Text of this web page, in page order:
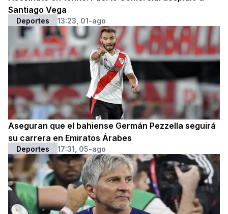
Santiago Vega
Deportes 13:23, 01-ago
Aseguran que el bahiense Germán Pezzella seguirá
su carrera en Emiratos Árabes
Deportes 17:31, 05-ago